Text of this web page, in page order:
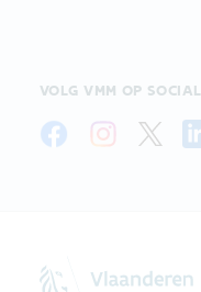
VOLG VMM OP